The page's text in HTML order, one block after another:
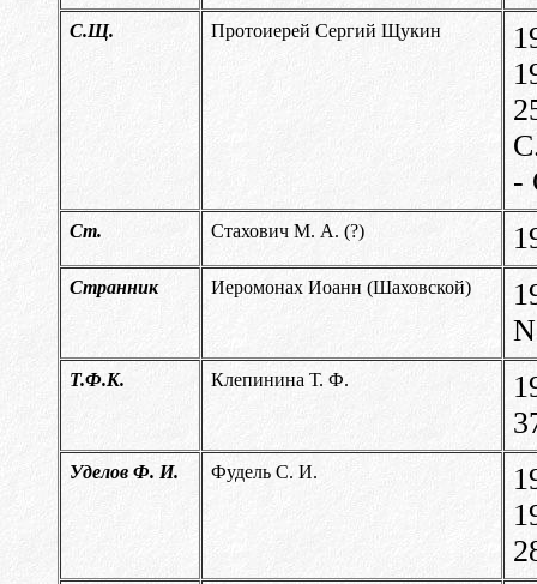
С.Щ. Протоиерей Сергий Щукин
-
Ст. Стахович М. А. (?)
Странник Иеромонах Иоанн (Шаховской)
Т.Ф.К. Клепинина Т. Ф.
Уделов Ф. И. Фудель С. И.